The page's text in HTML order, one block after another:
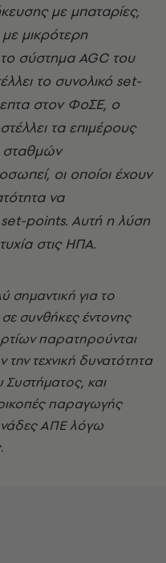
με μπαταρίες,
μικρότερη
σύστημα AGC του
το συνολικό set-
στον ΦοΣΕ, ο
τα επιμέρους
σταθμών
οι οποίοι έχουν
να
points. Αυτή η λύση
στις ΗΠΑ.
σημαντική για το
συνθήκες έντονης
παρατηρούνται
τεχνική δυνατότητα
Συστήματος, και
παραγωγής
ΑΠΕ λόγω